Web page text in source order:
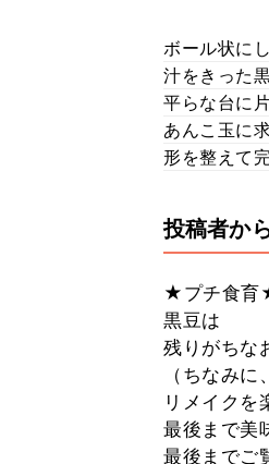
ボール状に
汁をきった
平らな台に
あんこ玉に
形を整えて
投稿者か
★プチ食
黒豆は
残りがちな
（ちなみ
リメイクを
最後まで美
最後までご